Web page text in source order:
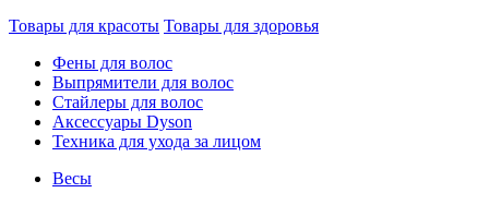
Товары для красоты Товары для здоровья
Фены для волос
Выпрямители для волос
Стайлеры для волос
Аксессуары Dyson
Техника для ухода за лицом
Весы